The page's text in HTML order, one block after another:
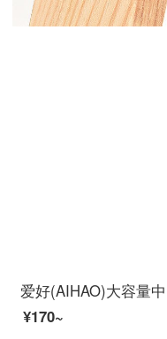
¥170~